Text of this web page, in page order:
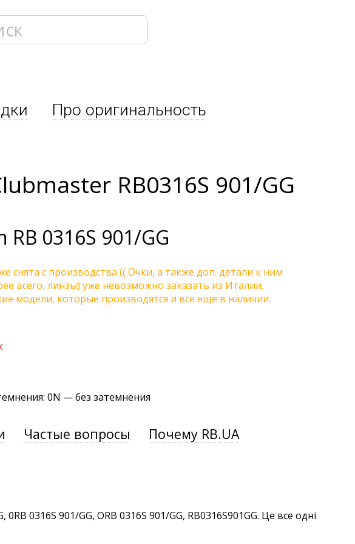
Про оригинальность
RB0316S 901/GG
RB 0316S 901/GG
снята с производства (( Очки, а также доп. детали к ним
всего, линзы) уже невозможно заказать из Италии.
модели, которые производятся и все еще в наличии.
: 0N — без затемнения
Частые вопросы Почему RB.UA
0316S 901/GG, ORB 0316S 901/GG, RB0316S901GG. Це все одні